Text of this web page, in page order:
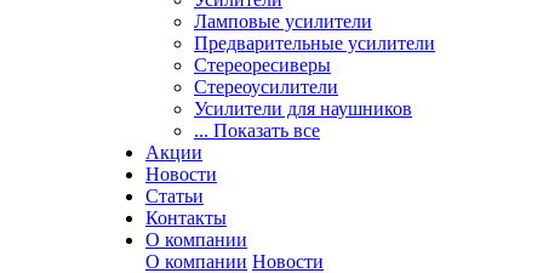
Ламповые усилители
Предварительные усилители
Стереоресиверы
Стереоусилители
Усилители для наушников
... Показать все
Акции
Новости
Статьи
Контакты
О компании
О компании Новости